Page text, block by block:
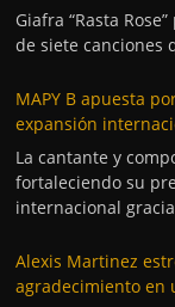
Giafra “Rasta
de siete canciones
MAPY B apuesta
expansión
La cantante y
fortaleciendo su
internacional
Alexis Martinez
agradecimiento en